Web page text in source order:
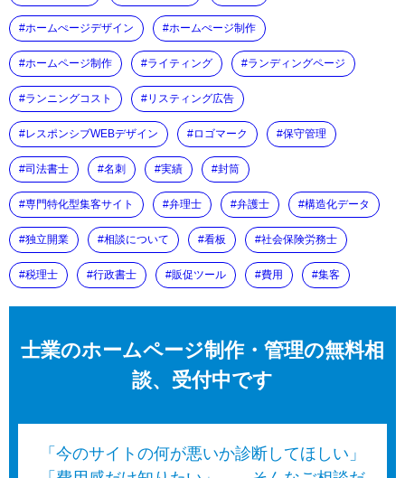
ホームぺージデザイン ホームぺージ制作
ホームページ制作 ライティング ランディングページ
ランニングコスト リスティング広告
レスポンシブWEBデザイン ロゴマーク 保守管理
司法書士 名刺 実績 封筒
専門特化型集客サイト 弁理士 弁護士 構造化データ
独立開業 相談について 看板 社会保険労務士
税理士 行政書士 販促ツール 費用 集客
士業のホームページ制作・管理の無料相
談、受付中です
「今のサイトの何が悪いか診断してほしい」